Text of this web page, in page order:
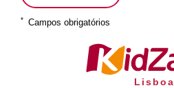
* Campos obrigatórios
Lisboa